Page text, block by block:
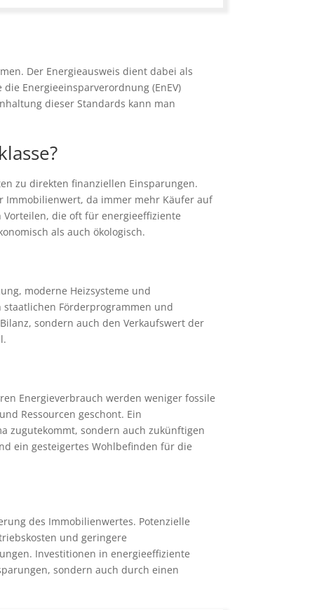
Der Energieausweis dient dabei als
Energieeinsparverordnung (EnEV)
dieser Standards kann man
zu direkten finanziellen Einsparungen.
Immobilienwert, da immer mehr Käufer auf
die oft für energieeffiziente
als auch ökologisch.
moderne Heizsysteme und
Förderprogrammen und
sondern auch den Verkaufswert der
Energieverbrauch werden weniger fossile
Ressourcen geschont. Ein
zugutekommt, sondern auch zukünftigen
ein gesteigertes Wohlbefinden für die
des Immobilienwertes. Potenzielle
und geringere
Investitionen in energieeffiziente
sondern auch durch einen